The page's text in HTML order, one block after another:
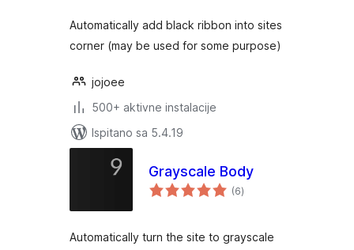
Automatically add black ribbon into sites
corner (may be used for some purpose)
jojoee
500+ aktivne instalacije
Ispitano sa 5.4.19
Grayscale Body
(6ukupna
ocijena
)
Automatically turn the site to grayscale